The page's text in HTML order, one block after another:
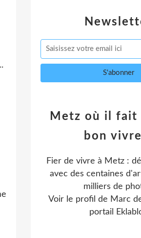
Metz où il fait
bon
Fier de vivre à Metz :
avec des centaines
milliers de
Voir le profil de Marc
portail